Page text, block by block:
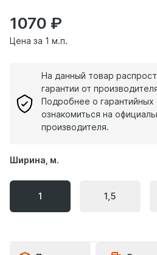
1070
Цена за 1 м.п.
На данный товар
гарантии от
Подробнее о
ознакомиться на
производителя.
Ширина, м.
1 1,5